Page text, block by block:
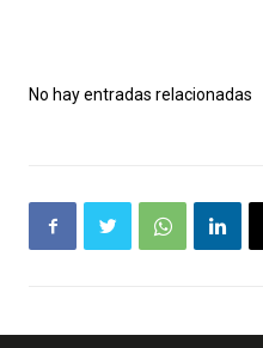
No hay entradas relacionadas